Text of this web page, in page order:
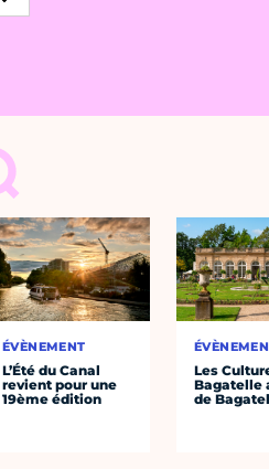
ÉVÈNEMENT
L’Été du Canal
revient pour une
19ème édition
Les
Bagatelle
de